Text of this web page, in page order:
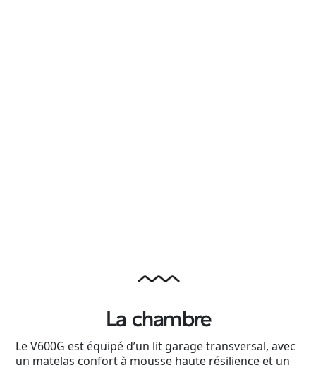
La chambre
Le V600G est équipé d’un lit garage transversal, avec
un matelas confort à mousse haute résilience et un